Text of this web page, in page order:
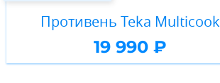
Противень Teka Multicook
19 990 ₽